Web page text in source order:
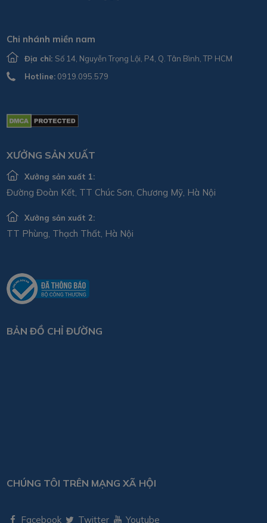
Chi nhánh miền nam
Địa chỉ: Số 14, Nguyễn Trọng Lội, P4, Q. Tân Bình, TP HCM
Hotline: 0919.095.579
XƯỞNG SẢN XUẤT
Xưởng sản xuất 1:
Đường Đoàn Kết, TT Chúc Sơn, Chương Mỹ, Hà Nội
Xưởng sản xuất 2:
TT Phùng, Thạch Thất, Hà Nội
BẢN ĐỒ CHỈ ĐƯỜNG
CHÚNG TÔI TRÊN MẠNG XÃ HỘI
Facebook Twitter Youtube